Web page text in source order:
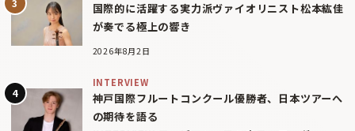
国際的に活躍する実力派ヴァイオリニスト松本紘佳
が奏でる極上の響き
2026年8月2日
INTERVIEW
神戸国際フルートコンクール優勝者、日本ツアーへ
の期待を語る